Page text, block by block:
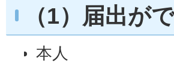
（1）届出が
本人